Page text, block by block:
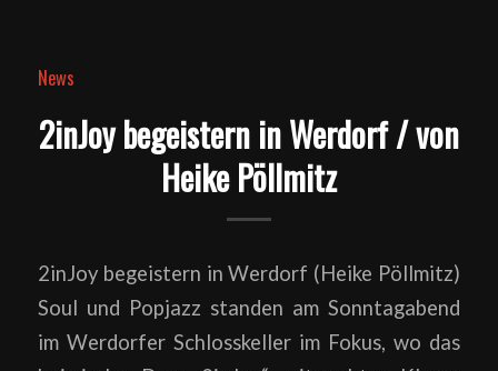
News
2inJoy begeistern in Werdorf / von
Heike Pöllmitz
2inJoy begeistern in Werdorf (Heike Pöllmitz)
Soul und Popjazz standen am Sonntagabend
im Werdorfer Schlosskeller im Fokus, wo das